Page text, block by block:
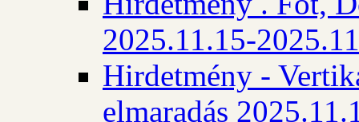
2025.11.15-
Hirdetmény -
elmaradás